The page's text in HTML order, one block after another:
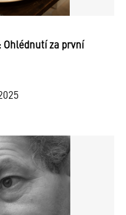
Ohlédnutí za první